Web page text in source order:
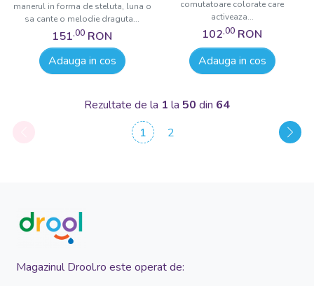
manerul in forma de steluta, luna o
sa cante o melodie draguta...
151,00 RON
Adauga in cos
comutatoare colorate care
activeaza...
102,00 RON
Adauga in cos
Rezultate de la 1 la 50 din 64
1
2
Magazinul Drool.ro este operat de: